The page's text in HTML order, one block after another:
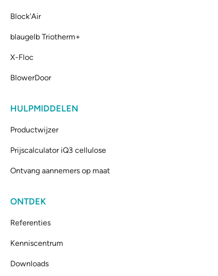
Block'Air
blaugelb Triotherm+
X-Floc
BlowerDoor
HULPMIDDELEN
Productwijzer
Prijscalculator iQ3 cellulose
Ontvang aannemers op maat
ONTDEK
Referenties
Kenniscentrum
Downloads